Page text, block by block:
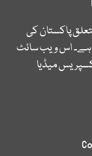
پاکستان کی
ہے۔ اس ویب سائٹ
میڈیا